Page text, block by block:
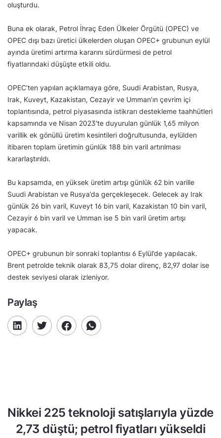
oluşturdu.
Buna ek olarak, Petrol İhraç Eden Ülkeler Örgütü (OPEC) ve
OPEC dışı bazı üretici ülkelerden oluşan OPEC+ grubunun eylül
ayında üretimi artırma kararını sürdürmesi de petrol
fiyatlarındaki düşüşte etkili oldu.
OPEC’ten yapılan açıklamaya göre, Suudi Arabistan, Rusya,
Irak, Kuveyt, Kazakistan, Cezayir ve Umman’ın çevrim içi
toplantısında, petrol piyasasında istikrarı destekleme taahhütleri
kapsamında ve Nisan 2023’te duyurulan günlük 1,65 milyon
varillik ek gönüllü üretim kesintileri doğrultusunda, eylülden
itibaren toplam üretimin günlük 188 bin varil artırılması
kararlaştırıldı.
Bu kapsamda, en yüksek üretim artışı günlük 62 bin varille
Suudi Arabistan ve Rusya’da gerçekleşecek. Gelecek ay Irak
günlük 26 bin varil, Kuveyt 16 bin varil, Kazakistan 10 bin varil,
Cezayir 6 bin varil ve Umman ise 5 bin varil üretim artışı
yapacak.
OPEC+ grubunun bir sonraki toplantısı 6 Eylül’de yapılacak.
Brent petrolde teknik olarak 83,75 dolar direnç, 82,97 dolar ise
destek seviyesi olarak izleniyor.
Paylaş
Nikkei 225 teknoloji satışlarıyla yüzde
2,73 düştü; petrol fiyatları yükseldi